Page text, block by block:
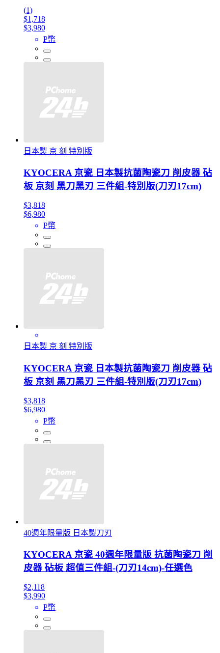
(1)
$1,718
$3,980
P幣
日本製 京 刻 特別版
KYOCERA 京瓷 日本製抗菌陶瓷刀 削皮器 砧
板 京刻 黑刀黑刃 三件組-特別版(刀刃17cm)
$3,818
$6,980
P幣
日本製 京 刻 特別版
KYOCERA 京瓷 日本製抗菌陶瓷刀 削皮器 砧
板 京刻 黑刀黑刃 三件組-特別版(刀刃17cm)
$3,818
$6,980
P幣
40週年限量版 日本製刀刃
KYOCERA 京瓷 40週年限量版 抗菌陶瓷刀 削
皮器 砧板 超值三件組-(刀刃14cm)-任選色
$2,118
$3,990
P幣